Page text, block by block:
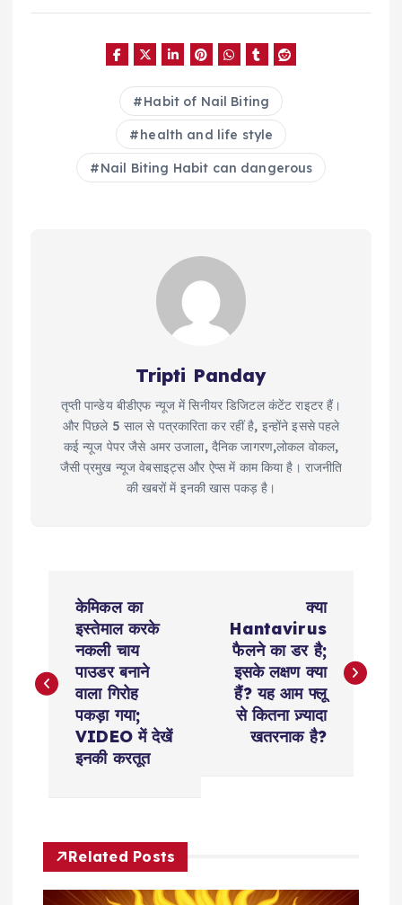
Habit of Nail Biting
health and life style
Nail Biting Habit can dangerous
Tripti Panday
तृप्ती पान्डेय बीडीएफ न्यूज में सिनीयर डिजिटल कंटेंट राइटर हैं।
और पिछले 5 साल से पत्रकारिता कर रहीं है, इन्होंने इससे पहले
कई न्यूज पेपर जैसे अमर उजाला, दैनिक जागरण,लोकल वोकल,
जैसी प्रमुख न्यूज वेबसाइट्स और ऐप्स में काम किया है। राजनीति
की खबरों में इनकी खास पकड़ है।
s
v
केमिकल का
इस्तेमाल करके
नकली चाय
पाउडर बनाने
वाला गिरोह
पकड़ा गया;
VIDEO में देखें
इनकी करतूत
क्या
Hantavirus
फैलने का डर है;
इसके लक्षण क्या
हैं? यह आम फ्लू
से कितना ज़्यादा
खतरनाक है?
Related Posts